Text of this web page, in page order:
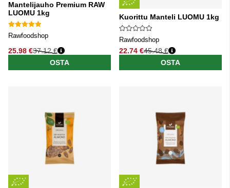
Mantelijauho Premium RAW
LUOMU 1kg
Rawfoodshop
25.98 €
Normaali hinta
37.12 €
OSTA
Kuorittu Manteli LUOMU 1kg
Rawfoodshop
22.74 €
Normaali hinta
45.48 €
OSTA